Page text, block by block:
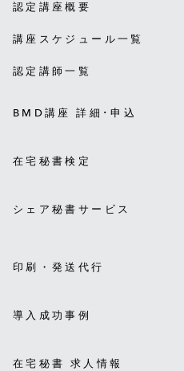
認定講座概要
講座スケジュール一覧
認定講師一覧
BMD講座 詳細･申込
在宅秘書検定
シェア秘書サービス
印刷・発送代行
導入成功事例
在宅秘書 求人情報